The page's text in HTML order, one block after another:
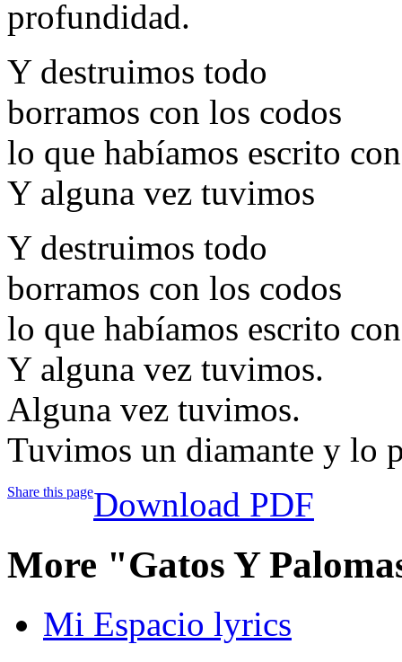
profundidad.
Y destruimos todo
borramos con los codos
lo que habíamos escrito
Y alguna vez tuvimos
Y destruimos todo
borramos con los codos
lo que habíamos escrito
Y alguna vez tuvimos.
Alguna vez tuvimos.
Tuvimos un diamante y lo
Share this pageDownload PDF
More "Gatos Y
Mi Espacio lyrics